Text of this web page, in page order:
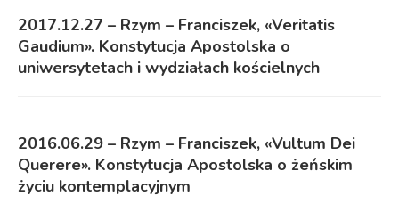
2017.12.27 – Rzym – Franciszek, «Veritatis
Gaudium». Konstytucja Apostolska o
uniwersytetach i wydziałach kościelnych
2016.06.29 – Rzym – Franciszek, «Vultum Dei
Querere». Konstytucja Apostolska o żeńskim
życiu kontemplacyjnym